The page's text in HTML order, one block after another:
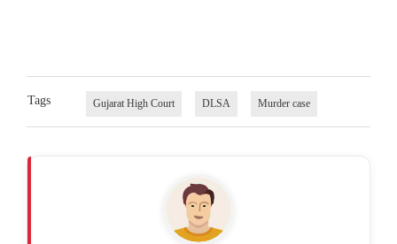
Tags Gujarat High Court DLSA Murder case